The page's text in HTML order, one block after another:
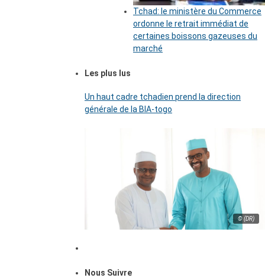
Tchad: le ministère du Commerce
ordonne le retrait immédiat de
certaines boissons gazeuses du
marché
Les plus lus
Un haut cadre tchadien prend la direction
générale de la BIA-togo
© (DR)
Nous Suivre